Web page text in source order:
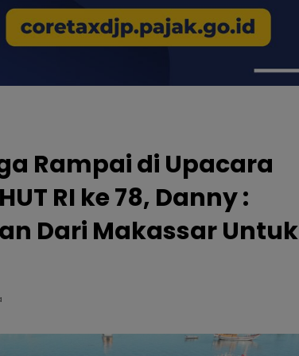
Rampai di Upacara
RI ke 78, Danny :
Dari Makassar Untuk